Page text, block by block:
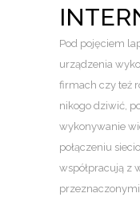
Pod pojęciem
urządzenia
firmach czy też
nikogo dziwić,
wykonywanie
połączeniu
współpracują z